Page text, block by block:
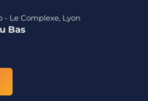
- Le Complexe, Lyon
Bas